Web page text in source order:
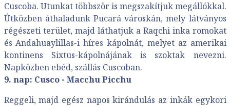
Cuscoba. Utunkat többször is megszakítjuk megállókkal.
Útközben áthaladunk Pucará városkán, mely látványos
régészeti terület, majd láthatjuk a Raqchi inka romokat
és Andahuaylillas-i híres kápolnát, melyet az amerikai
kontinens Sixtus-kápolnájának is szoktak nevezni.
Napközben ebéd, szállás Cuscoban.
9. nap: Cusco - Macchu Picchu
Reggeli, majd egész napos kirándulás az inkák egykori